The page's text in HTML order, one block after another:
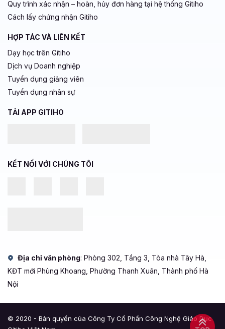
Quy trình xác nhận – hoàn, hủy đơn hàng tại hệ thống Gitiho
Cách lấy chứng nhận Gitiho
HỢP TÁC VÀ LIÊN KẾT
Dạy học trên Gitiho
Dịch vụ Doanh nghiệp
Tuyển dụng giảng viên
Tuyển dụng nhân sự
TẢI APP GITIHO
KẾT NỐI VỚI CHÚNG TÔI
Địa chỉ văn phòng: Phòng 302, Tầng 3, Tòa nhà Tây Hà,
KĐT mới Phùng Khoang, Phường Thanh Xuân, Thành phố Hà
Nội
© 2020 - Bản quyền của Công Ty Cổ Phần Công Nghệ Giáo Dục